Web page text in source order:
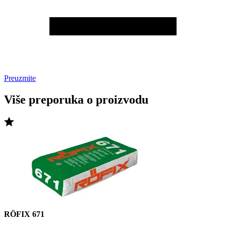
Preuzmite
Više preporuka o proizvodu
RÖFIX 671